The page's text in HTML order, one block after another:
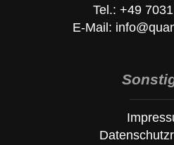
Tel.: +49
E-Mail: